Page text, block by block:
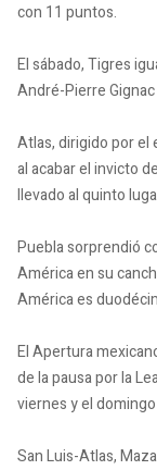
con 11 puntos.
El sábado, Tigres
André-Pierre
Atlas, dirigido por el
al acabar el invicto
llevado al quinto
Puebla sorprendió
América en su
América es
El Apertura
de la pausa por la
viernes y el
San Luis-Atlas,